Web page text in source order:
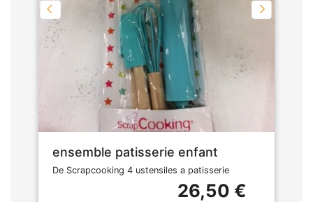
ensemble patisserie enfant
De Scrapcooking 4 ustensiles a patisserie
26,50 €